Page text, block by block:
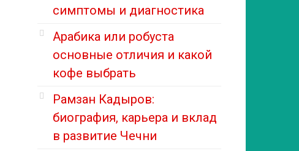
симптомы и диагностика
Арабика или робуста
основные отличия и какой
кофе выбрать
Рамзан Кадыров:
биография, карьера и вклад
в развитие Чечни